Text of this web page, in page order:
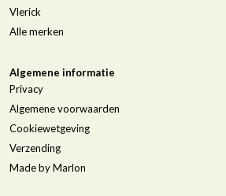
Vlerick
Alle merken
Algemene informatie
Privacy
Algemene voorwaarden
Cookiewetgeving
Verzending
Made by Marlon